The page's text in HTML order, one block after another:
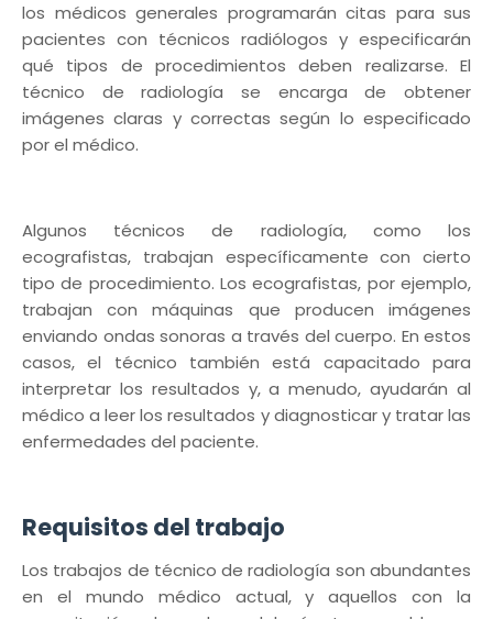
los médicos generales programarán citas para sus
pacientes con técnicos radiólogos y especificarán
qué tipos de procedimientos deben realizarse. El
técnico de radiología se encarga de obtener
imágenes claras y correctas según lo especificado
por el médico.
Algunos técnicos de radiología, como los
ecografistas, trabajan específicamente con cierto
tipo de procedimiento. Los ecografistas, por ejemplo,
trabajan con máquinas que producen imágenes
enviando ondas sonoras a través del cuerpo. En estos
casos, el técnico también está capacitado para
interpretar los resultados y, a menudo, ayudarán al
médico a leer los resultados y diagnosticar y tratar las
enfermedades del paciente.
Requisitos del trabajo
Los trabajos de técnico de radiología son abundantes
en el mundo médico actual, y aquellos con la